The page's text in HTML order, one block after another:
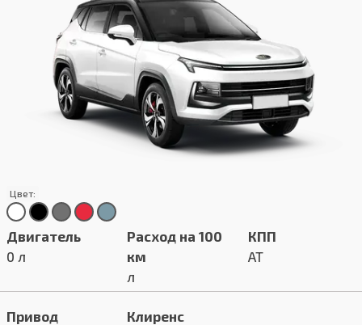
Цвет:
Двигатель
0 л
Расход на 100
км
л
КПП
AT
Привод
Клиренс